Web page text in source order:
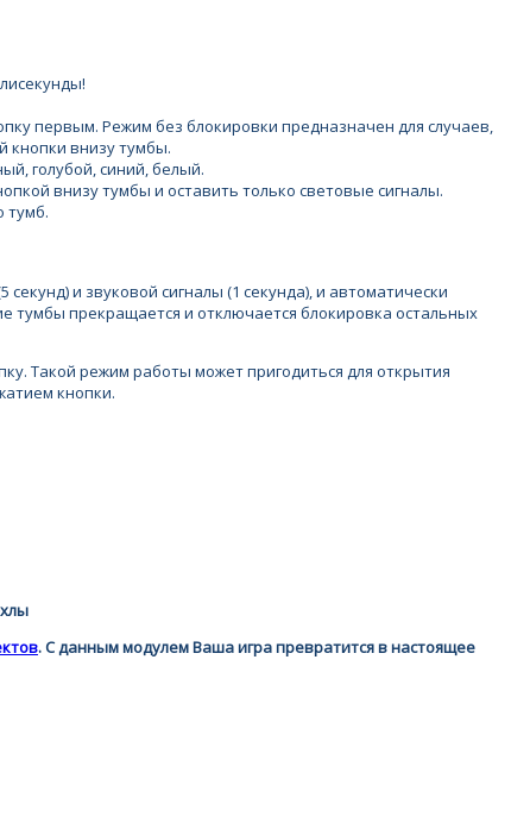
первым. Режим без блокировки предназначен для случаев,
кнопки внизу тумбы.
голубой, синий, белый.
внизу тумбы и оставить только световые сигналы.
тумб.
и звуковой сигналы (1 секунда), и автоматически
тумбы прекращается и отключается блокировка остальных
Такой режим работы может пригодиться для открытия
кнопки.
. С данным модулем Ваша игра превратится в настоящее